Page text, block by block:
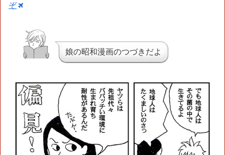
ぞ
娘の昭和漫画のつづきだよ